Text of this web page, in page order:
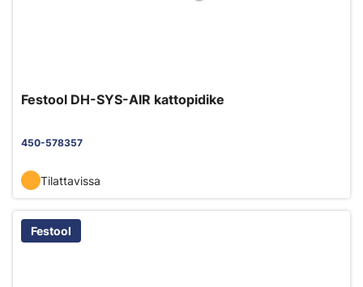
Festool DH-SYS-AIR kattopidike
450-578357
Tilattavissa
Festool